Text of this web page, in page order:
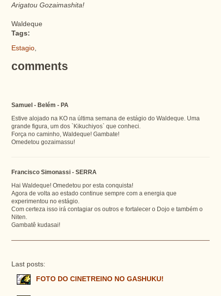
Arigatou Gozaimashita!
Waldeque
Tags:
Estagio,
comments
Samuel - Belém - PA
Estive alojado na KO na última semana de estágio do Waldeque. Uma
grande figura, um dos `Kikuchiyos` que conheci.
Força no caminho, Waldeque! Gambate!
Omedetou gozaimassu!
Francisco Simonassi - SERRA
Hai Waldeque! Omedetou por esta conquista!
Agora de volta ao estado continue sempre com a energia que
experimentou no estágio.
Com certeza isso irá contagiar os outros e fortalecer o Dojo e também o
Niten.
Gambatê kudasai!
Last posts:
FOTO DO CINETREINO NO GASHUKU!